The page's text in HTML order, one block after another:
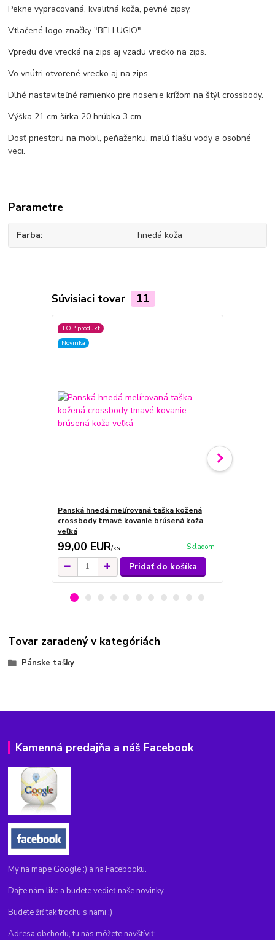
Pekne vypracovaná, kvalitná koža, pevné zipsy.
Vtlačené logo značky "BELLUGIO".
Vpredu dve vrecká na zips aj vzadu vrecko na zips.
Vo vnútri otvorené vrecko aj na zips.
Dlhé nastaviteľné ramienko pre nosenie krížom na štýl crossbody.
Výška 21 cm šírka 20 hrúbka 3 cm.
Dosť priestoru na mobil, peňaženku, malú fľašu vody a osobné
veci.
Parametre
Farba hnedá koža
Súvisiaci tovar 11
TOP produkt
Novinka
Panská hnedá melírovaná taška kožená
crossbody tmavé kovanie brúsená koža
veľká
99,00 EUR/ks Skladom
Pridať do košíka
Tovar zaradený v kategóriách
Pánske tašky
Kamenná predajňa a náš Facebook
My na mape Google :) a na Facebooku.
Dajte nám like a budete vedieť naše novinky.
Budete žiť tak trochu s nami :)
Adresa obchodu, tu nás môžete navštíviť: